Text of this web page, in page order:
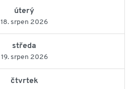
úterý
18. srpen 2026
středa
19. srpen 2026
čtvrtek